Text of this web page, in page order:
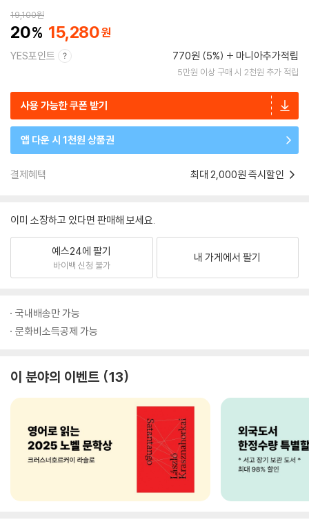
19,100원
20 15,280
YES포인트 770원 (5%) 마니아추가적립
5만원 이상 구매 시 2천원 추가 적립
사용 가능한 쿠폰 받기
앱 다운 시 1천원 상품권
결제혜택 최대 2,000원 즉시할인
이미 소장하고 있다면 판매해 보세요.
예스24에 팔기
바이백 신청 불가
내 가게에서 팔기
국내배송만 가능
문화비소득공제 가능
이 분야의 이벤트 13